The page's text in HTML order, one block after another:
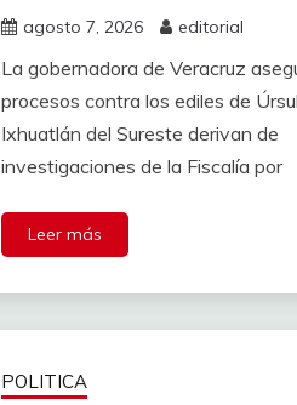
agosto 7, 2026 editorial
La gobernadora de Veracruz
procesos contra los ediles de
Ixhuatlán del Sureste derivan de
investigaciones de la Fiscalía por
Leer más
POLITICA